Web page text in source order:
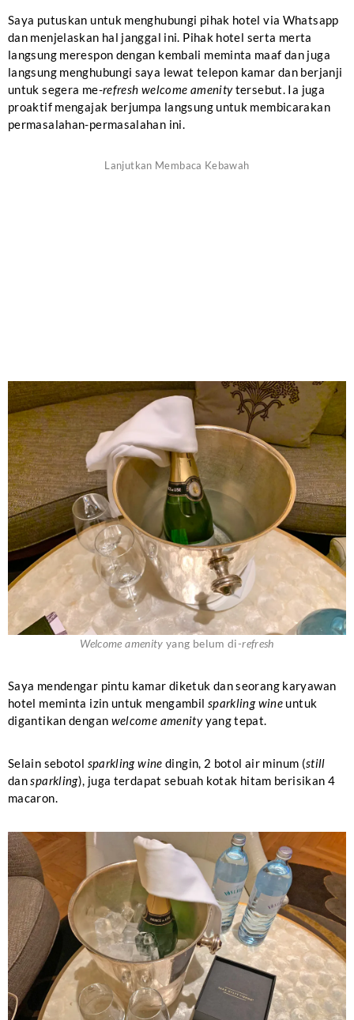
Saya putuskan untuk menghubungi pihak hotel via Whatsapp
dan menjelaskan hal janggal ini. Pihak hotel serta merta
langsung merespon dengan kembali meminta maaf dan juga
langsung menghubungi saya lewat telepon kamar dan berjanji
untuk segera me-refresh welcome amenitytersebut. Ia juga
proaktif mengajak berjumpa langsung untuk membicarakan
permasalahan-permasalahan ini.
Welcome amenity yang belum di-refresh
Saya mendengar pintu kamar diketuk dan seorang karyawan
hotel meminta izin untuk mengambil sparkling wine untuk
digantikan dengan welcome amenityyang tepat.
Selain sebotol sparkling wine dingin, 2 botol air minum (still
dansparkling), juga terdapat sebuah kotak hitam berisikan 4
macaron.